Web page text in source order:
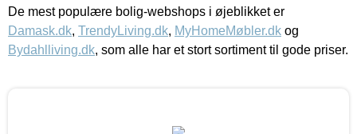
De mest populære bolig-webshops i øjeblikket er
Damask.dk, TrendyLiving.dk, MyHomeMøbler.dk og
Bydahlliving.dk, som alle har et stort sortiment til gode priser.